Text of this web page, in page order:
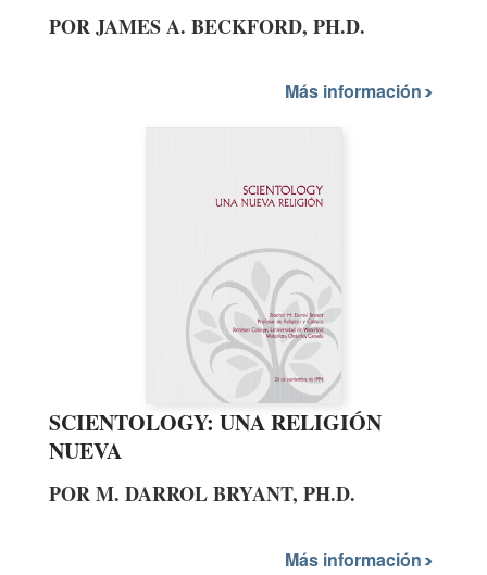
POR JAMES A. BECKFORD, PH.D.
Más información
SCIENTOLOGY: UNA RELIGIÓN
NUEVA
POR M. DARROL BRYANT, PH.D.
Más información